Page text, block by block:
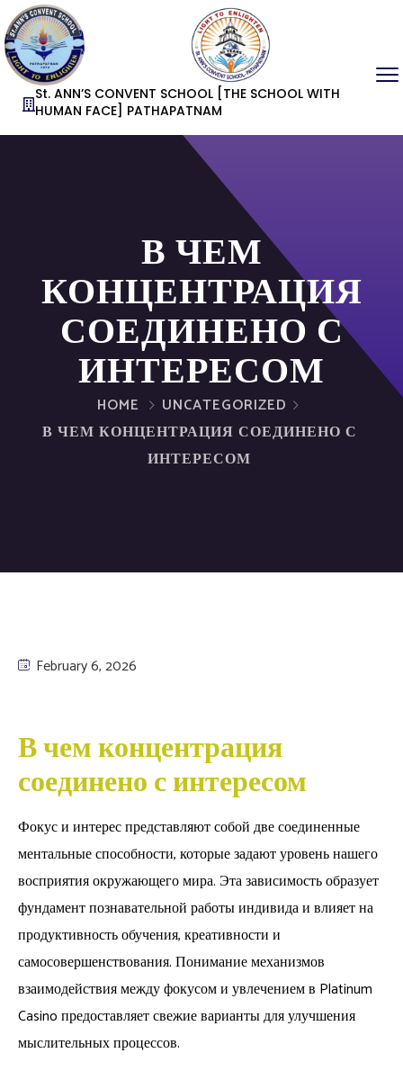
St. ANN’S CONVENT SCHOOL [THE SCHOOL WITH
HUMAN FACE] PATHAPATNAM
В ЧЕМ
КОНЦЕНТРАЦИЯ
СОЕДИНЕНО С
ИНТЕРЕСОМ
HOME
UNCATEGORIZED
В ЧЕМ КОНЦЕНТРАЦИЯ СОЕДИНЕНО С
ИНТЕРЕСОМ
February 6, 2026
В чем концентрация
соединено с интересом
Фокус и интерес представляют собой две соединенные
ментальные способности, которые задают уровень нашего
восприятия окружающего мира. Эта зависимость образует
фундамент познавательной работы индивида и влияет на
продуктивность обучения, креативности и
самосовершенствования. Понимание механизмов
взаимодействия между фокусом и увлечением в Platinum
Casino предоставляет свежие варианты для улучшения
мыслительных процессов.